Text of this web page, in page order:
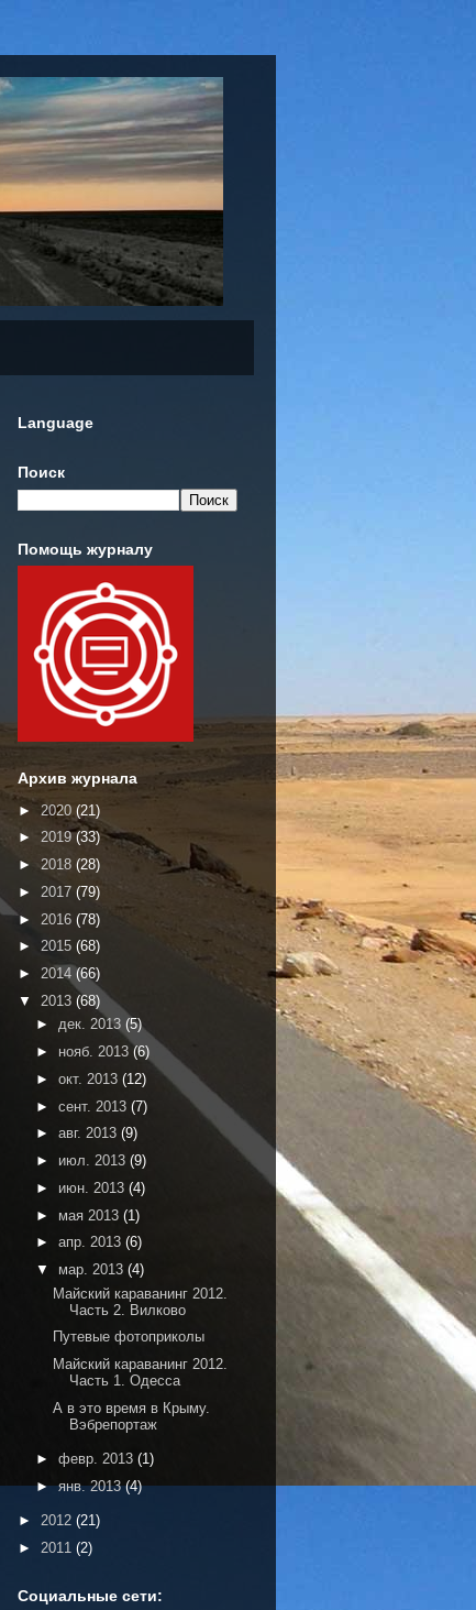
Language
Поиск
Помощь журналу
Архив журнала
► 2020 (21)
► 2019(33)
► 2018 (28)
► 2017 (79)
► 2016 (78)
► 2015 (68)
► 2014 (66)
▼ 2013 (68)
► дек. 2013 (5)
► нояб. 2013 (6)
► окт. 2013 (12)
► сент. 2013 (7)
► авг. 2013 (9)
► июл. 2013 (9)
► июн. 2013 (4)
► мая 2013 (1)
► апр. 2013 (6)
▼ мар. 2013 (4)
Майский караванинг 2012.
Часть 2. Вилково
Путевые фотоприколы
Майский караванинг 2012.
Часть 1. Одесса
А в это время в Крыму.
Вэбрепортаж
► февр. 2013 (1)
►янв. 2013(4)
► 2012 (21)
► 2011 (2)
Социальные сети: